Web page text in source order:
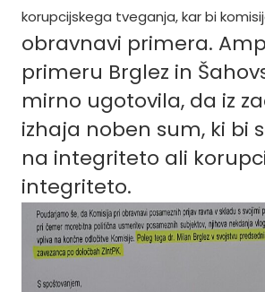
korupcijskega tveganja, kar bi
obravnavi primera.
primeru Brglez in
mirno ugotovila, da iz
izhaja noben sum, ki bi
na integriteto ali
integriteto.